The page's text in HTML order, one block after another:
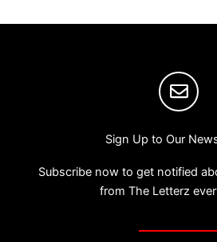
Sign Up to Our
Subscribe now to get notified
from The Letterz